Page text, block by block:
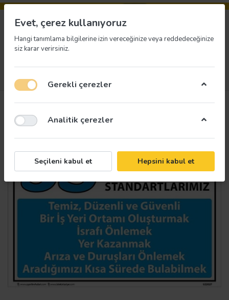
Evet, çerez kullanıyoruz
Hangi tanımlama bilgilerine izin vereceğinize veya reddedeceğinize
siz karar verirsiniz.
Gerekli çerezler
Analitik çerezler
Seçileni kabul et Hepsini kabul et